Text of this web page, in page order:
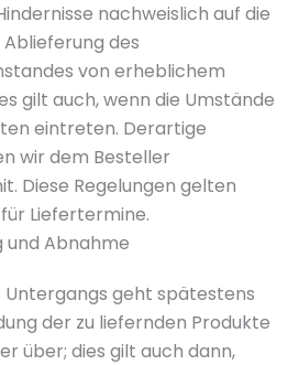
nachweislich auf die
des
von erheblichem
gilt auch, wenn die Umstände
eintreten. Derartige
wir dem Besteller
Diese Regelungen gelten
Liefertermine.
und Abnahme
Untergangs geht spätestens
der zu liefernden Produkte
über; dies gilt auch dann,